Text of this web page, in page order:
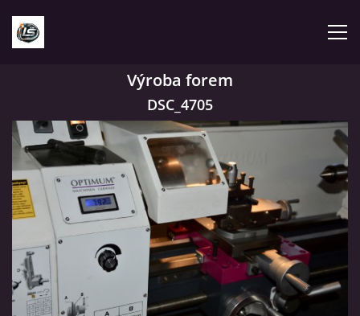
FOTOALBUM
Lukáš Štědrý
Borovinská 488
592 02 Svratka
IČ: 00941531
Výroba forem
DSC_4705